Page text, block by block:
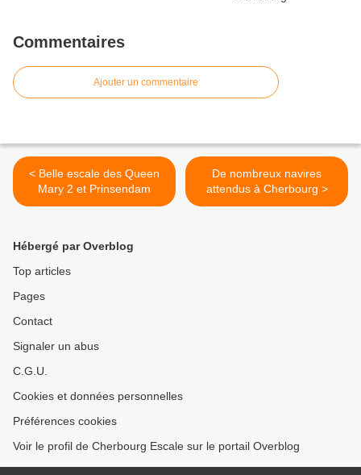
Commentaires
Ajouter un commentaire
< Belle escale des Queen
Mary 2 et Prinsendam
De nombreux navires
attendus à Cherbourg >
Hébergé par Overblog
Top articles
Pages
Contact
Signaler un abus
C.G.U.
Cookies et données personnelles
Préférences cookies
Voir le profil de Cherbourg Escale sur le portail Overblog